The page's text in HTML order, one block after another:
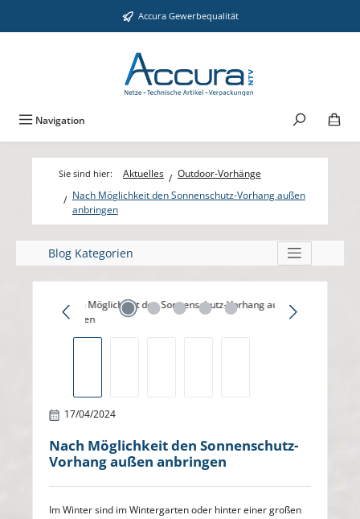
Zum Hauptinhalt springen Accura Gewerbequalität
Navigation
Aktuelles
Outdoor-Vorhänge
Nach Möglichkeit den Sonnenschutz-Vorhang außen
anbringen
Blog Kategorien
Bildergalerie überspringen
17/04/2024
Nach Möglichkeit den Sonnenschutz-
Vorhang außen anbringen
Im Winter sind im Wintergarten oder hinter einer großen